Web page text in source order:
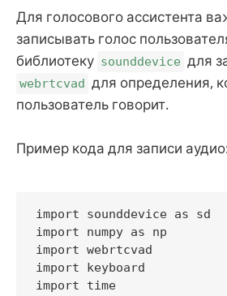
Для голосового ассистента
записывать голос
библиотеку sounddevice для
webrtcvad для определения,
пользователь говорит.
Пример кода для записи
import sounddevice as sd
import numpy as np
import webrtcvad
import keyboard
import time